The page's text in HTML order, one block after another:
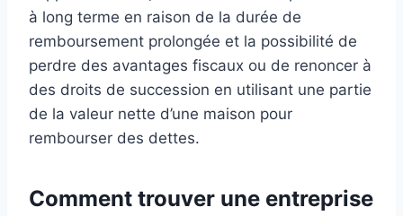
à long terme en raison de la durée de
remboursement prolongée et la possibilité de
perdre des avantages fiscaux ou de renoncer à
des droits de succession en utilisant une partie
de la valeur nette d’une maison pour
rembourser des dettes.
Comment trouver une entreprise